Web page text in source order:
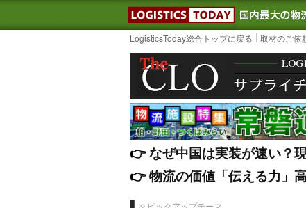
LOGISTICS
LogisticsToday総合トップに戻る 取材のご依
👉️なぜ中国は実装が速い？
👉️物流の価値「伝える力」
ピックアップテーマ